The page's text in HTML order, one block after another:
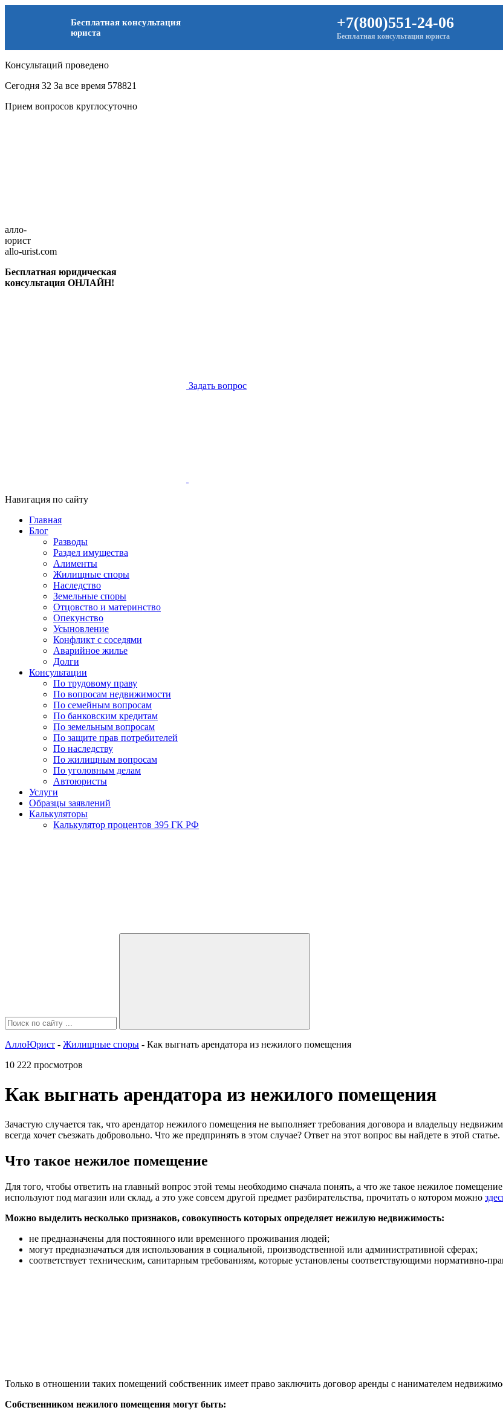
Бесплатная консультация
юриста
+7(800)551-24-06
Бесплатная консультация юриста
Консультаций проведено
Сегодня 32 За все время 578821
Прием вопросов круглосуточно
алло-
юрист
allo-urist.com
Бесплатная юридическая
консультация ОНЛАЙН!
Задать вопрос
Навигация по сайту
Главная
Блог
Разводы
Раздел имущества
Алименты
Жилищные споры
Наследство
Земельные споры
Отцовство и материнство
Опекунство
Усыновление
Конфликт с соседями
Аварийное жилье
Долги
Консультации
По трудовому праву
По вопросам недвижимости
По семейным вопросам
По банковским кредитам
По земельным вопросам
По защите прав потребителей
По наследству
По жилищным вопросам
По уголовным делам
Автоюристы
Услуги
Образцы заявлений
Калькуляторы
Калькулятор процентов 395 ГК РФ
АллоЮрист - Жилищные споры - Как выгнать арендатора из нежилого помещения
10 222 просмотров
Как выгнать арендатора из нежилого помещения
Зачастую случается так, что арендатор нежилого помещения не выполняет требования договора и владельцу
всегда хочет съезжать добровольно. Что же предпринять в этом случае? Ответ на этот вопрос вы найдете в этой статье.
Что такое нежилое помещение
Для того, чтобы ответить на главный вопрос этой темы необходимо сначала понять, а что же такое нежилое
используют под магазин или склад, а это уже совсем другой предмет разбирательства, прочитать о котором можно
Можно выделить несколько признаков, совокупность которых определяет нежилую недвижимость:
не предназначены для постоянного или временного проживания людей;
могут предназначаться для использования в социальной, производственной или административной сферах;
соответствует техническим, санитарным требованиям, которые установлены соответствующими нормативно-
Только в отношении таких помещений собственник имеет право заключить договор аренды с нанимателем
Собственником нежилого помещения могут быть: